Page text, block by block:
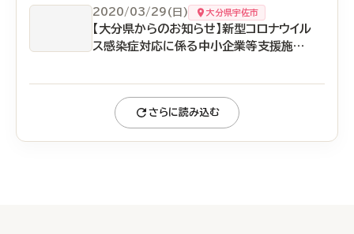
2020/03/29(日) 大分県宇佐市
【大分県からのお知らせ】新型コロナウイル
ス感染症対応に係る中小企業等支援施策
さらに読み込む